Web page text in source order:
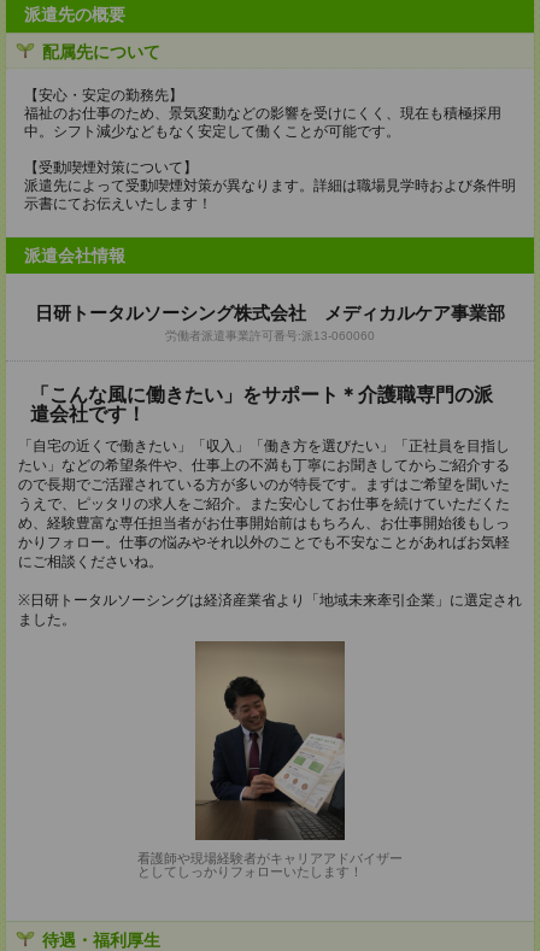
派遣先の概要
配属先について
【安心・安定の勤務先】
福祉のお仕事のため、景気変動などの影響を受けにくく、現在も積極採用
中。シフト減少などもなく安定して働くことが可能です。
【受動喫煙対策について】
派遣先によって受動喫煙対策が異なります。詳細は職場見学時および条件明
示書にてお伝えいたします！
派遣会社情報
日研トータルソーシング株式会社 メディカルケア事業部
労働者派遣事業許可番号:派13-060060
「こんな風に働きたい」をサポート＊介護職専門の派
遣会社です！
「自宅の近くで働きたい」「収入」「働き方を選びたい」「正社員を目指し
たい」などの希望条件や、仕事上の不満も丁寧にお聞きしてからご紹介する
ので長期でご活躍されている方が多いのが特長です。まずはご希望を聞いた
うえで、ピッタリの求人をご紹介。また安心してお仕事を続けていただくた
め、経験豊富な専任担当者がお仕事開始前はもちろん、お仕事開始後もしっ
かりフォロー。仕事の悩みやそれ以外のことでも不安なことがあればお気軽
にご相談くださいね。
※日研トータルソーシングは経済産業省より「地域未来牽引企業」に選定され
ました。
看護師や現場経験者がキャリアアドバイザー
としてしっかりフォローいたします！
待遇・福利厚生